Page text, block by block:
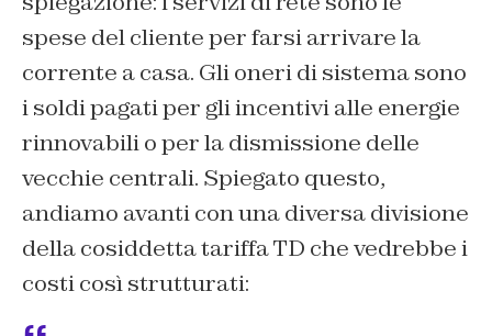
spese del cliente per farsi arrivare la
corrente a casa. Gli oneri di sistema sono
i soldi pagati per gli incentivi alle energie
rinnovabili o per la dismissione delle
vecchie centrali. Spiegato questo,
andiamo avanti con una diversa divisione
della cosiddetta tariffa TD che vedrebbe i
costi così strutturati: